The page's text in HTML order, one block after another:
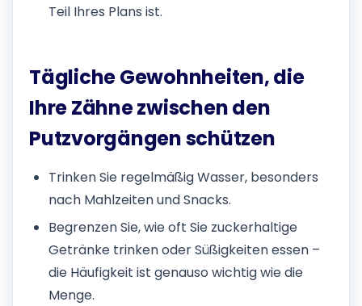
Teil Ihres Plans ist.
Tägliche Gewohnheiten, die
Ihre Zähne zwischen den
Putzvorgängen schützen
Trinken Sie regelmäßig Wasser, besonders
nach Mahlzeiten und Snacks.
Begrenzen Sie, wie oft Sie zuckerhaltige
Getränke trinken oder Süßigkeiten essen –
die Häufigkeit ist genauso wichtig wie die
Menge.